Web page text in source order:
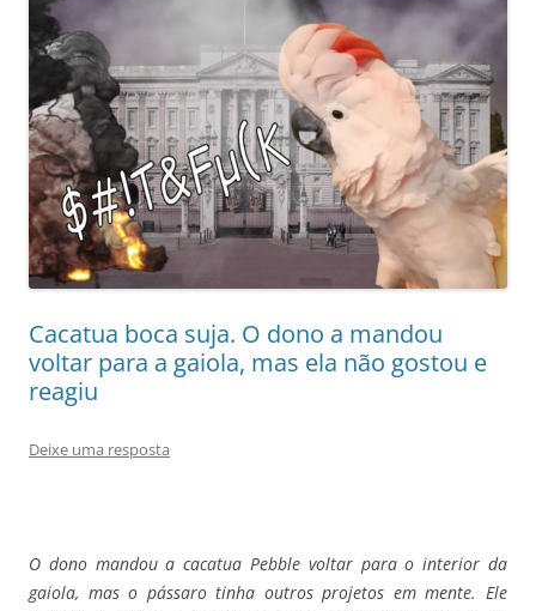
Cacatua boca suja. O dono a mandou
voltar para a gaiola, mas ela não gostou e
reagiu
Deixe uma resposta
O dono mandou a cacatua Pebble voltar para o interior da
gaiola, mas o pássaro tinha outros projetos em mente. Ele